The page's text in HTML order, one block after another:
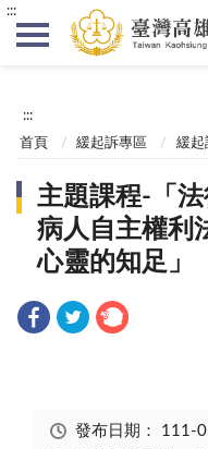
:::
:::
首頁 緩起訴專區 緩起
主題課程-「
病人自主權利
心靈的知足」
發布日期： 111-